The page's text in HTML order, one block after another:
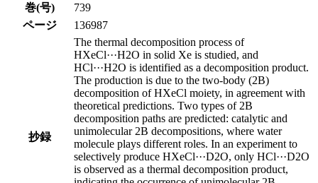
巻(号)
739
ページ
136987
抄録
The thermal decomposition process of
HXeCl···H2O in solid Xe is studied, and
HCl···H2O is identified as a decomposition product.
The production is due to the two-body (2B)
decomposition of HXeCl moiety, in agreement with
theoretical predictions. Two types of 2B
decomposition paths are predicted: catalytic and
unimolecular 2B decompositions, where water
molecule plays different roles. In an experiment to
selectively produce HXeCl···D2O, only HCl···D2O
is observed as a thermal decomposition product,